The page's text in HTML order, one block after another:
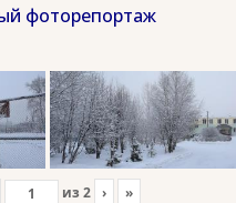
фоторепортаж
из 2 › »